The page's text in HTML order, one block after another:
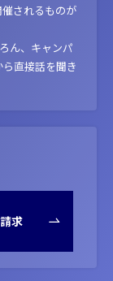
されるものが
ん、キャンパ
直接話を聞き
求